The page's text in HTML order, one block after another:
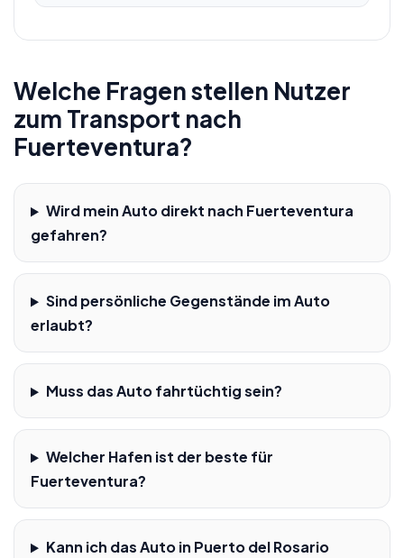
Welche Fragen stellen Nutzer
zum Transport nach
Fuerteventura?
Wird mein Auto direkt nach Fuerteventura
gefahren?
Sind persönliche Gegenstände im Auto
erlaubt?
Muss das Auto fahrtüchtig sein?
Welcher Hafen ist der beste für
Fuerteventura?
Kann ich das Auto in Puerto del Rosario